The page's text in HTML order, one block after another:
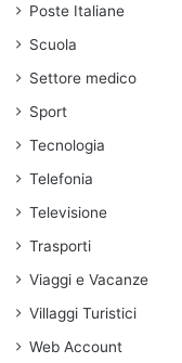
Poste Italiane
Scuola
Settore medico
Sport
Tecnologia
Telefonia
Televisione
Trasporti
Viaggi e Vacanze
Villaggi Turistici
Web Account